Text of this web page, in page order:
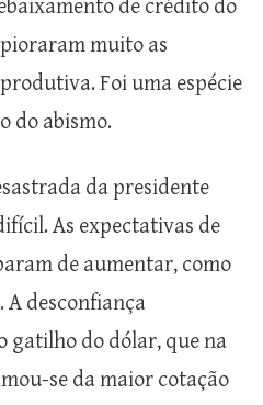
de crédito do
muito as
Foi uma espécie
do abismo.
da presidente
As expectativas de
de aumentar, como
A desconfiança
gatilho do dólar, que na
se da maior cotação